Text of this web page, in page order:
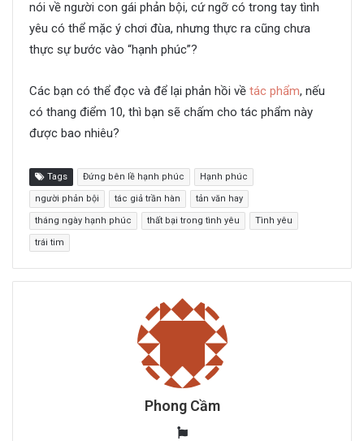
nói về người con gái phản bội, cứ ngỡ có trong tay tình
yêu có thể mặc ý chơi đùa, nhưng thực ra cũng chưa
thực sự bước vào “hạnh phúc”?
Các bạn có thể đọc và để lại phản hồi về tác phẩm, nếu
có thang điểm 10, thì bạn sẽ chấm cho tác phẩm này
được bao nhiêu?
Tags Đứng bên lề hạnh phúc Hạnh phúc
người phản bội tác giả trần hàn tản văn hay
tháng ngày hạnh phúc thất bại trong tình yêu Tình yêu
trái tim
Phong Cầm
W